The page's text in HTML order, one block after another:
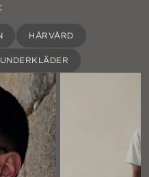
HÅRVÅRD
UNDERKLÄDER